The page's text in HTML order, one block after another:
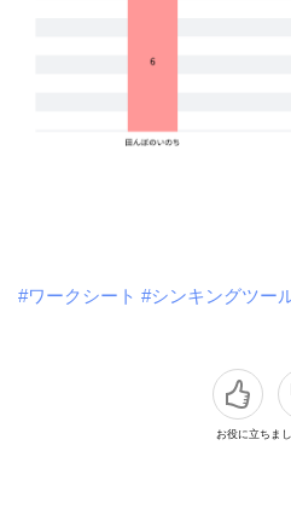
#ワークシート #シンキングツー
お役に立ちま